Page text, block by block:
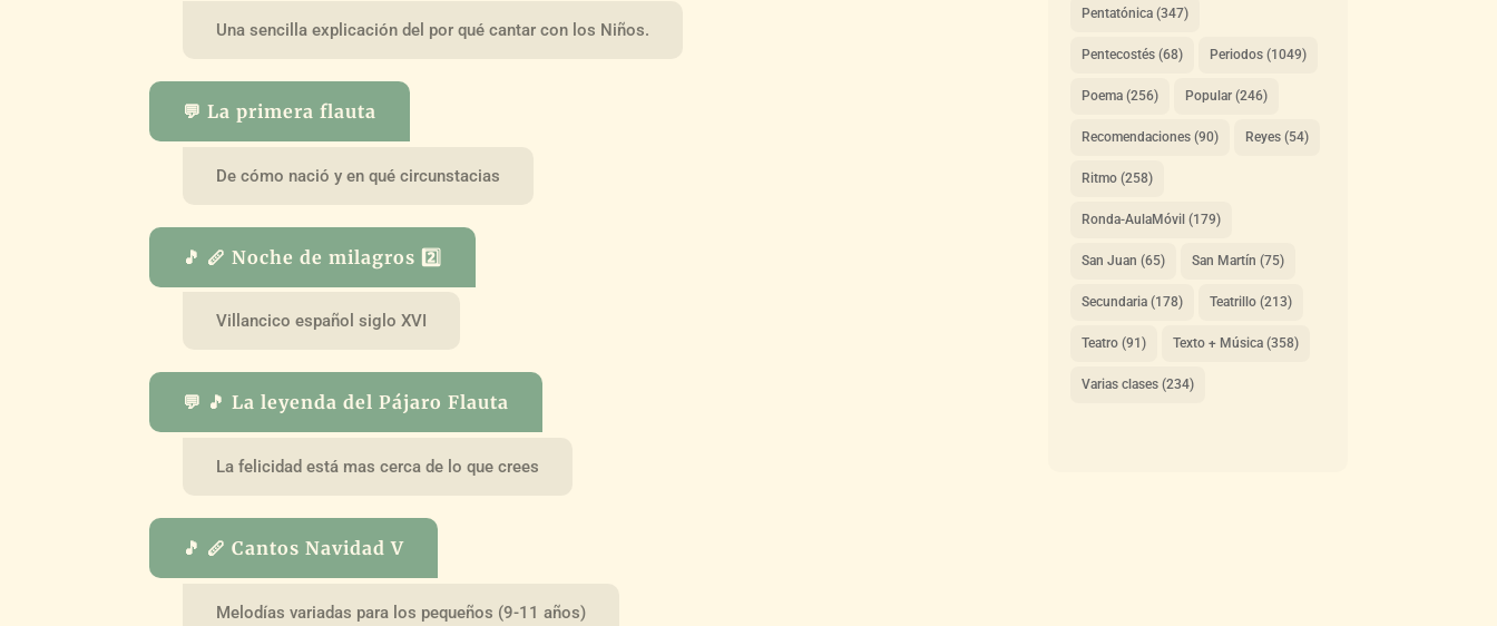
Una sencilla explicación del por qué cantar con los Niños.
💬 La primera flauta
De cómo nació y en qué circunstacias
🎵 🪈 Noche de milagros 2️⃣
Villancico español siglo XVI
💬 🎵 La leyenda del Pájaro Flauta
La felicidad está mas cerca de lo que crees
🎵 🪈 Cantos Navidad V
Melodías variadas para los pequeños (9-11 años)
Pentatónica(347)
Pentecostés(68) Periodos(1049)
Poema(256) Popular(246)
Recomendaciones(90) Reyes(54)
Ritmo(258)
Ronda-AulaMóvil (179)
San Juan (65) San Martín (75)
Secundaria(178) Teatrillo(213)
Teatro(91) Texto + Música(358)
Varias clases(234)